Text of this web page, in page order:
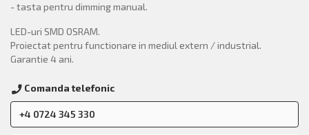
- tasta pentru dimming manual.
LED-uri SMD OSRAM.
Proiectat pentru functionare in mediul extern / industrial.
Garantie 4 ani.
call Comanda telefonic
+4 0724 345 330